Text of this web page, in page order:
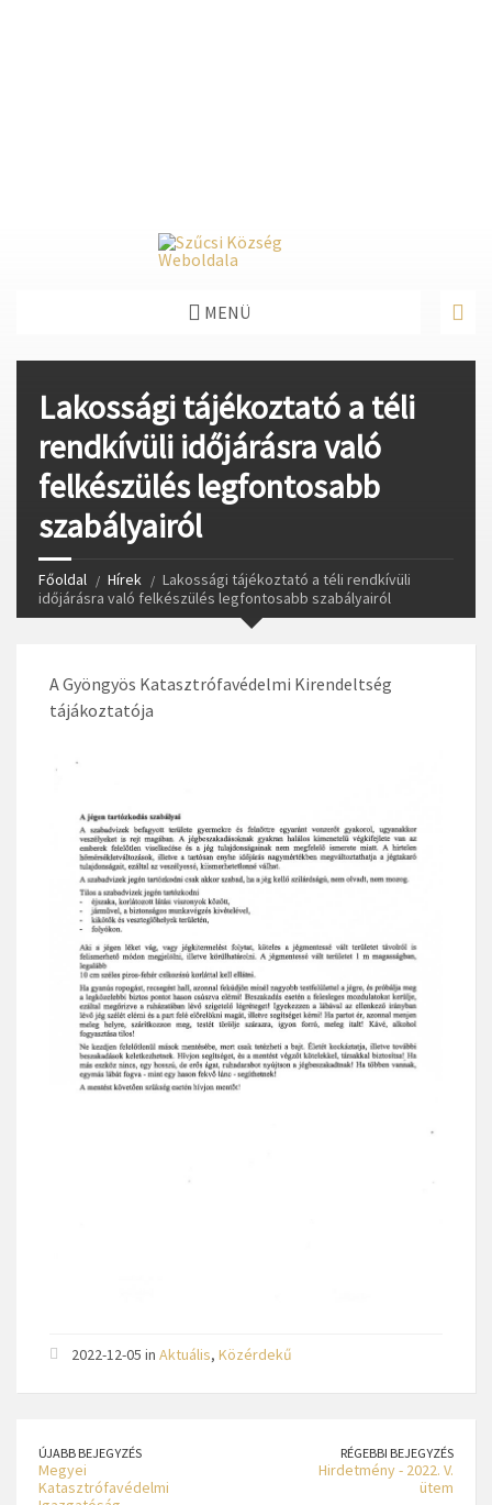
MENÜ
Lakossági tájékoztató a téli
rendkívüli időjárásra való
felkészülés legfontosabb
szabályairól
Főoldal Hírek
Lakossági tájékoztató a téli rendkívüli
időjárásra való felkészülés legfontosabb szabályairól
A Gyöngyös Katasztrófavédelmi Kirendeltség
tájákoztatója
2022-12-05 in Aktuális, Közérdekű
ÚJABB BEJEGYZÉS
Megyei
Katasztrófavédelmi
RÉGEBBI BEJEGYZÉS
Hirdetmény - 2022. V.
ütem